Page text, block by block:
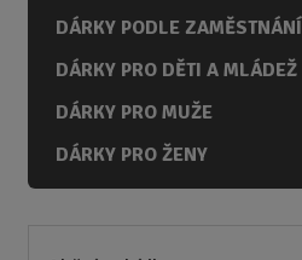
DÁRKY PODLE ZAMĚSTNÁNÍ
DÁRKY PRO DĚTI A MLÁDEŽ
DÁRKY PRO MUŽE
DÁRKY PRO ŽENY